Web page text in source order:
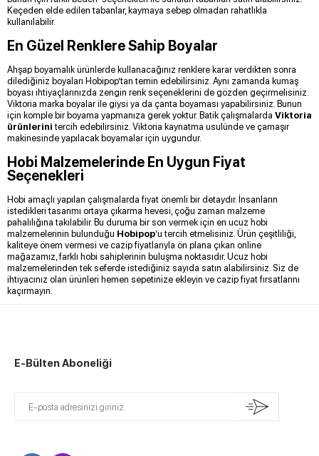
Keçeden elde edilen tabanlar, kaymaya sebep olmadan rahatlıkla
kullanılabilir.
En Güzel Renklere Sahip Boyalar
Ahşap boyamalık ürünlerde kullanacağınız renklere karar verdikten sonra
dilediğiniz boyaları Hobipop’tan temin edebilirsiniz. Aynı zamanda kumaş
boyası ihtiyaçlarınızda zengin renk seçeneklerini de gözden geçirmelisiniz.
Viktoria marka boyalar ile giysi ya da çanta boyaması yapabilirsiniz. Bunun
için komple bir boyama yapmanıza gerek yoktur. Batik çalışmalarda Viktoria
ürünlerini tercih edebilirsiniz. Viktoria kaynatma usulünde ve çamaşır
makinesinde yapılacak boyamalar için uygundur.
Hobi Malzemelerinde En Uygun Fiyat
Seçenekleri
Hobi amaçlı yapılan çalışmalarda fiyat önemli bir detaydır. İnsanların
istedikleri tasarımı ortaya çıkarma hevesi, çoğu zaman malzeme
pahalılığına takılabilir. Bu duruma bir son vermek için en ucuz hobi
malzemelerinin bulunduğu Hobipop’u tercih etmelisiniz. Ürün çeşitliliği,
kaliteye önem vermesi ve cazip fiyatlarıyla ön plana çıkan online
mağazamız, farklı hobi sahiplerinin buluşma noktasıdır. Ucuz hobi
malzemelerinden tek seferde istediğiniz sayıda satın alabilirsiniz. Siz de
ihtiyacınız olan ürünleri hemen sepetinize ekleyin ve cazip fiyat fırsatlarını
kaçırmayın.
E-Bülten Aboneliği